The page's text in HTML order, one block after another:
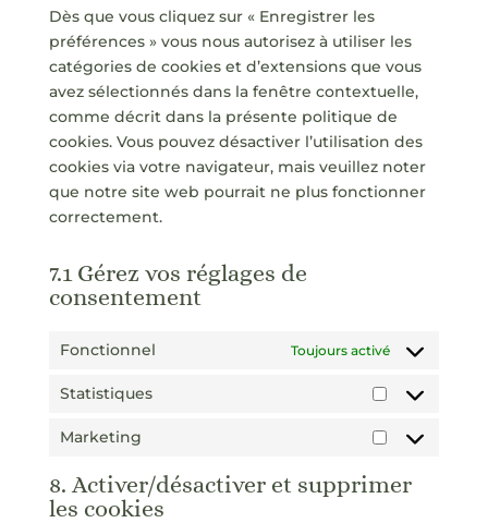
Dès que vous cliquez sur « Enregistrer les
préférences » vous nous autorisez à utiliser les
catégories de cookies et d’extensions que vous
avez sélectionnés dans la fenêtre contextuelle,
comme décrit dans la présente politique de
cookies. Vous pouvez désactiver l’utilisation des
cookies via votre navigateur, mais veuillez noter
que notre site web pourrait ne plus fonctionner
correctement.
7.1 Gérez vos réglages de
consentement
Fonctionnel Toujours activé
Statistiques
Statistiques
Marketing
Marketing
8. Activer/désactiver et supprimer
les cookies